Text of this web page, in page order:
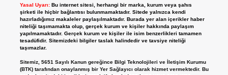
Yasal Uyarı: Bu internet sitesi, herhangi bir marka, kurum veya şahıs
şirketi ile hiçbir bağlantısı bulunmamaktadır. Sitede yalnızca kendi
hazırladığımız makaleler paylaşılmaktadır. Burada yer alan içerikler haber
niteliği taşımamakta olup, gerçek kurum ve kişiler hakkında paylaşım
yapılmamaktadır. Gerçek kurum ve kişiler ile isim benzerlikleri tamamen
tesadüfidir. Sitemizdeki bilgiler taslak halindedir ve tavsiye niteliği
taşımazlar.
Sitemiz, 5651 Sayılı Kanun gereğince Bilgi Teknolojileri ve İletişim Kurumu
(BTK) tarafından onaylanmış bir Yer Sağlayıcı olarak hizmet vermektedir. Bu